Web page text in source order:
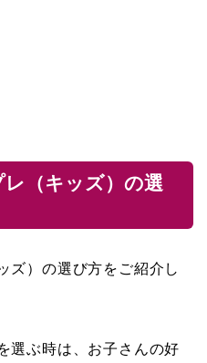
（キッズ）の選
ズ）の選び方をご紹介し
選ぶ時は、お子さんの好